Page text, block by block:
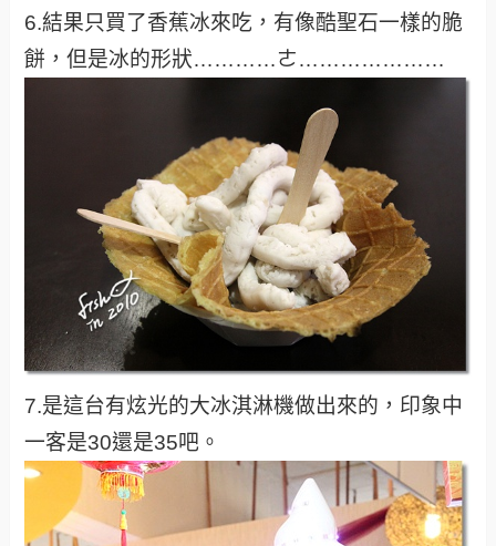
6.結果只買了香蕉冰來吃，有像酷聖石一樣的脆
餅，但是冰的形狀…………ㄜ…………………
7.是這台有炫光的大冰淇淋機做出來的，印象中
一客是30還是35吧。